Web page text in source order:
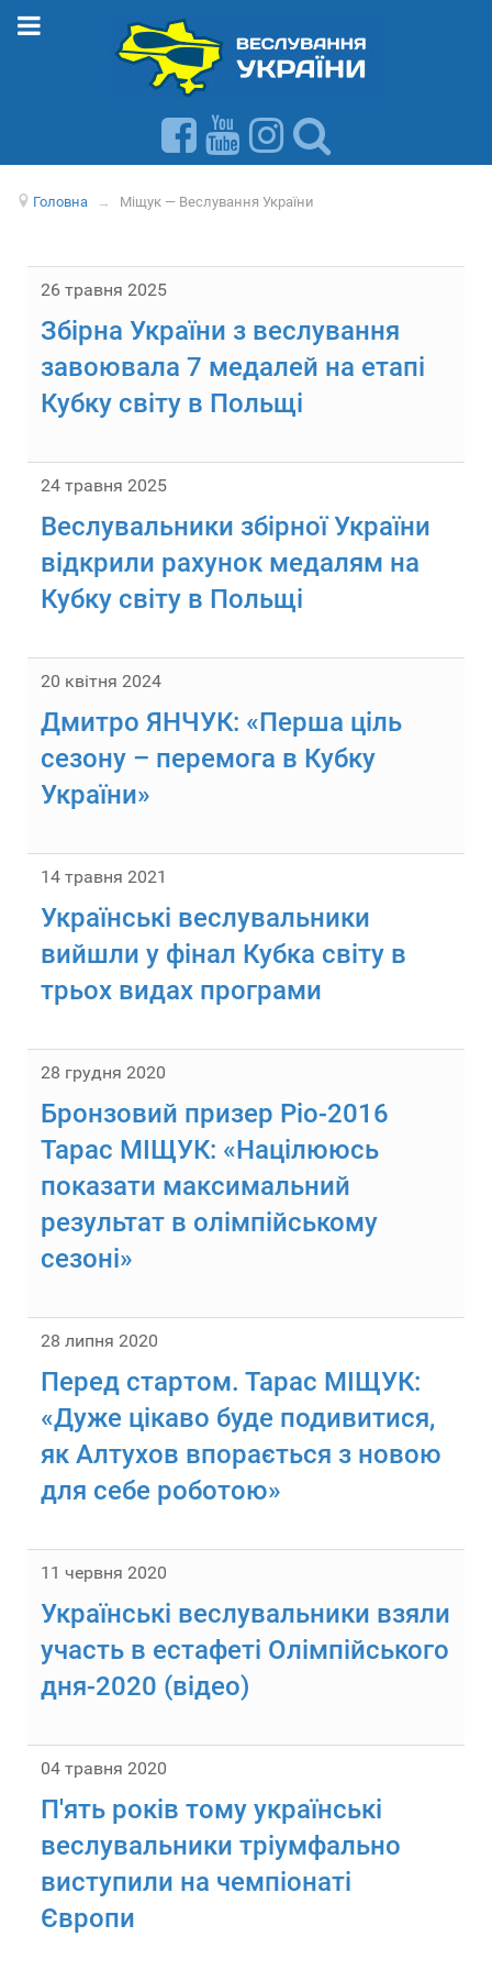
Головна → Міщук — Веслування України
26 травня 2025
Збірна України з веслування
завоювала 7 медалей на етапі
Кубку світу в Польщі
24 травня 2025
Веслувальники збірної України
відкрили рахунок медалям на
Кубку світу в Польщі
20 квітня 2024
Дмитро ЯНЧУК: «Перша ціль
сезону – перемога в Кубку
України»
14 травня 2021
Українські веслувальники
вийшли у фінал Кубка світу в
трьох видах програми
28 грудня 2020
Бронзовий призер Ріо-2016
Тарас МІЩУК: «Націлююсь
показати максимальний
результат в олімпійському
сезоні»
28 липня 2020
Перед стартом. Тарас МІЩУК:
«Дуже цікаво буде подивитися,
як Алтухов впорається з новою
для себе роботою»
11 червня 2020
Українські веслувальники взяли
участь в естафеті Олімпійського
дня-2020 (відео)
04 травня 2020
П'ять років тому українські
веслувальники тріумфально
виступили на чемпіонаті
Європи